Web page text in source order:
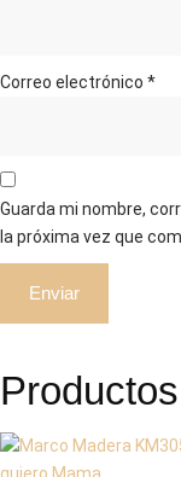
Correo electrónico *
Guarda mi nombre,
la próxima vez que